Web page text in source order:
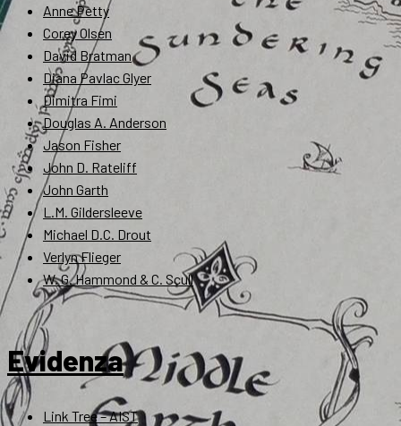
Anne Petty
Corey Olsen
David Bratman
Diana Pavlac Glyer
Dimitra Fimi
Douglas A. Anderson
Jason Fisher
John D. Rateliff
John Garth
L.M. Gildersleeve
Michael D.C. Drout
Verlyn Flieger
W. G. Hammond & C. Scull
Evidenza
Link Tree – AIST